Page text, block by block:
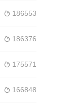
 186553
 186376
 175571
 166848